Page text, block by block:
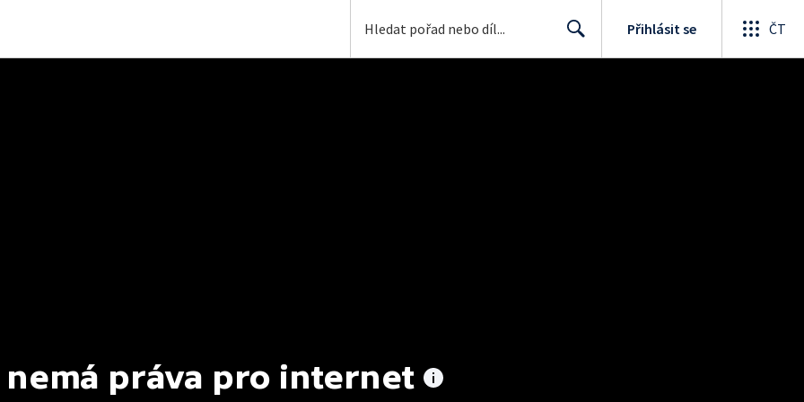
Přihlásit se ČT
nemá práva pro internet